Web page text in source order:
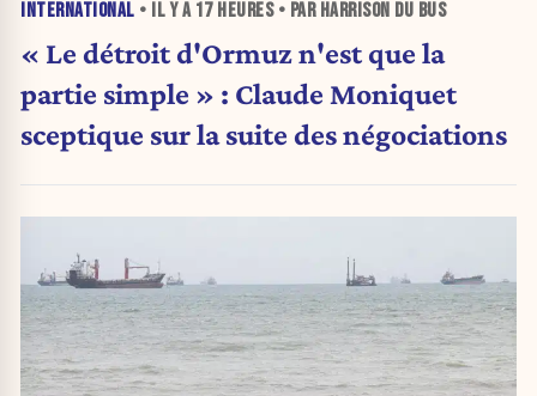
INTERNATIONAL • IL Y A 17 HEURES• PAR HARRISON DU BUS
« Le détroit d'Ormuz n'est que la
partie simple » : Claude Moniquet
sceptique sur la suite des négociations